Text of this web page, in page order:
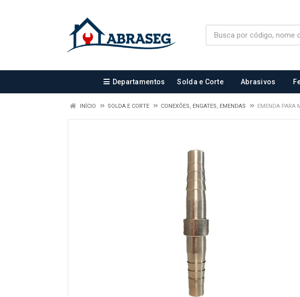
Departamentos Solda e Corte Abrasivos
INÍCIO SOLDA E CORTE CONEXÕES, ENGATES, EMENDAS EMENDA PARA